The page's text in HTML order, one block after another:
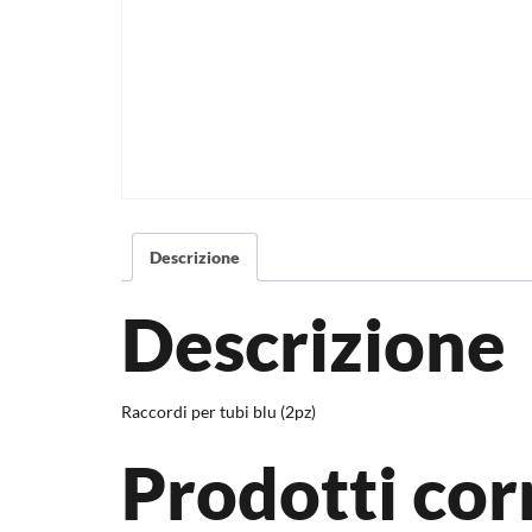
Descrizione
Descrizione
Raccordi per tubi blu (2pz)
Prodotti